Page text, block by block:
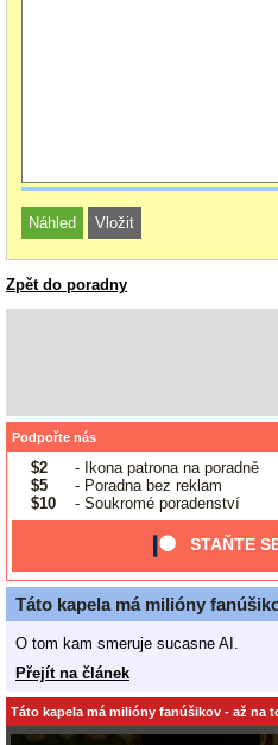
Zpět do poradny
Podpořte nás
$2
- Ikona patrona na poradně
$5
- Poradna bez reklam
$10
- Soukromé poradenství
STAŇTE
Táto kapela má milióny
O tom kam smeruje sucasne AI.
Přejít na článek
Táto kapela má milióny fanúšikov - až na